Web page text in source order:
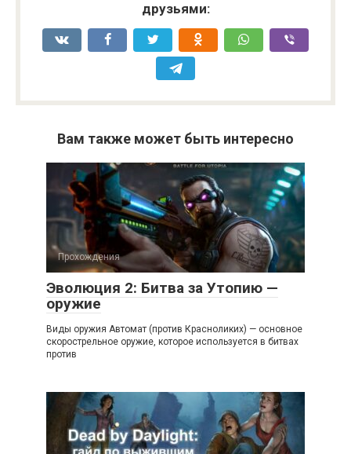
друзьями:
Вам также может быть интересно
Прохождения
Эволюция 2: Битва за Утопию —
оружие
Виды оружия Автомат (против Красноликих) — основное
скорострельное оружие, которое используется в битвах
против